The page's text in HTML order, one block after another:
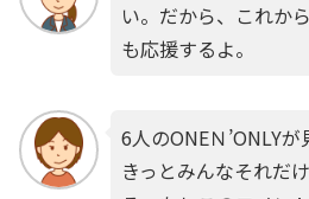
い。だから、これか
も応援するよ。
6人のONEＮ’ONLYが
きっとみんなそれだ